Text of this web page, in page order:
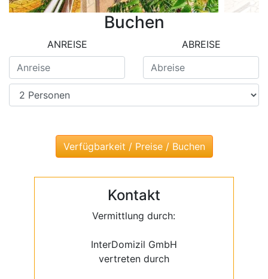
Buchen
ANREISE ABREISE
Kontakt
Vermittlung durch:
InterDomizil GmbH
vertreten durch